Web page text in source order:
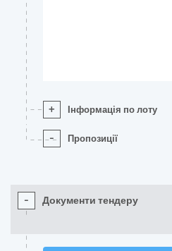
+ Інформація по лоту
- Пропозиції
- Документи тендеру